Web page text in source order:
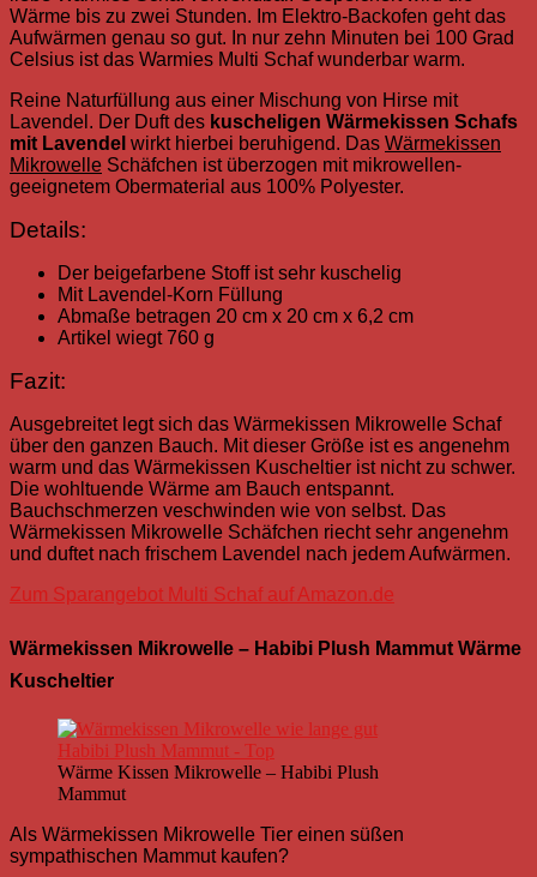
Wärme bis zu zwei Stunden. Im Elektro-Backofen geht das
Aufwärmen genau so gut. In nur zehn Minuten bei 100 Grad
Celsius ist das Warmies Multi Schaf wunderbar warm.
Reine Naturfüllung aus einer Mischung von Hirse mit
Lavendel. Der Duft des kuscheligen Wärmekissen Schafs
mit Lavendel wirkt hierbei beruhigend. Das Wärmekissen
Mikrowelle Schäfchen ist überzogen mit mikrowellen-
geeignetem Obermaterial aus 100% Polyester.
Details:
Der beigefarbene Stoff ist sehr kuschelig
Mit Lavendel-Korn Füllung
Abmaße betragen 20 cm x 20 cm x 6,2 cm
Artikel wiegt 760 g
Fazit:
Ausgebreitet legt sich das Wärmekissen Mikrowelle Schaf
über den ganzen Bauch. Mit dieser Größe ist es angenehm
warm und das Wärmekissen Kuscheltier ist nicht zu schwer.
Die wohltuende Wärme am Bauch entspannt.
Bauchschmerzen veschwinden wie von selbst. Das
Wärmekissen Mikrowelle Schäfchen riecht sehr angenehm
und duftet nach frischem Lavendel nach jedem Aufwärmen.
Zum Sparangebot Multi Schaf auf Amazon.de
Wärmekissen Mikrowelle – Habibi Plush Mammut Wärme
Kuscheltier
Wärme Kissen Mikrowelle – Habibi Plush
Mammut
Als Wärmekissen Mikrowelle Tier einen süßen
sympathischen Mammut kaufen?